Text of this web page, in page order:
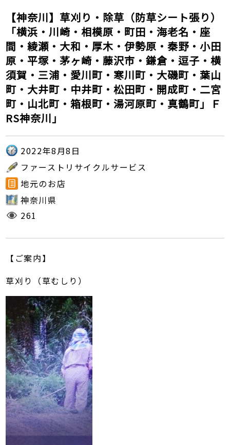
【神奈川】草刈り・除草（防草シート張り）
「横浜・川崎・相模原・町田・海老名・座
間・綾瀬・大和・厚木・伊勢原・秦野・小田
原・平塚・茅ヶ崎・藤沢市・鎌倉・逗子・横
須賀・三浦・愛川町・寒川町・大磯町・葉山
町・大井町・中井町・松田町・開成町・二宮
町・山北町・箱根町・湯河原町・真鶴町」Ｆ
RS神奈川」
2022年8月8日
ファーストリサイクルサービス
地元のお店
神奈川県
261
【ご案内】
草刈り（草むしり）